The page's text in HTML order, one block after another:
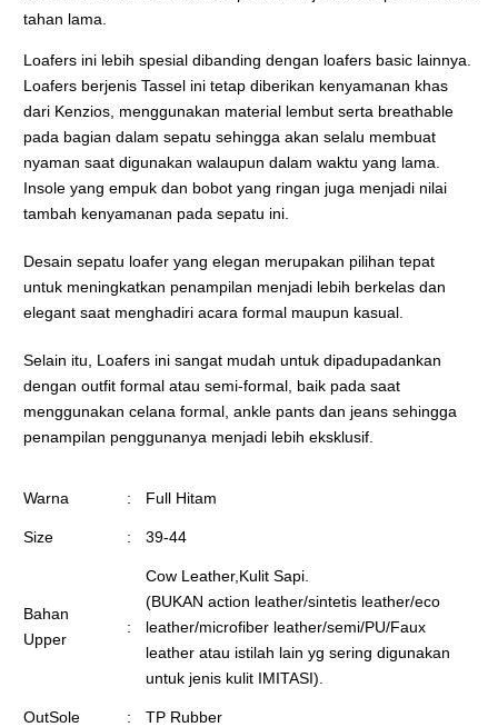
tahan lama.
Loafers ini lebih spesial dibanding dengan loafers basic lainnya.
Loafers berjenis Tassel ini tetap diberikan kenyamanan khas
dari Kenzios, menggunakan material lembut serta breathable
pada bagian dalam sepatu sehingga akan selalu membuat
nyaman saat digunakan walaupun dalam waktu yang lama.
Insole yang empuk dan bobot yang ringan juga menjadi nilai
tambah kenyamanan pada sepatu ini.
Desain sepatu loafer yang elegan merupakan pilihan tepat
untuk meningkatkan penampilan menjadi lebih berkelas dan
elegant saat menghadiri acara formal maupun kasual.
Selain itu, Loafers ini sangat mudah untuk dipadupadankan
dengan outfit formal atau semi-formal, baik pada saat
menggunakan celana formal, ankle pants dan jeans sehingga
penampilan penggunanya menjadi lebih eksklusif.
Warna : Full Hitam
Size : 39-44
Bahan
Upper
:
Cow Leather,Kulit Sapi.
(BUKAN action leather/sintetis leather/eco
leather/microfiber leather/semi/PU/Faux
leather atau istilah lain yg sering digunakan
untuk jenis kulit IMITASI).
OutSole : TP Rubber